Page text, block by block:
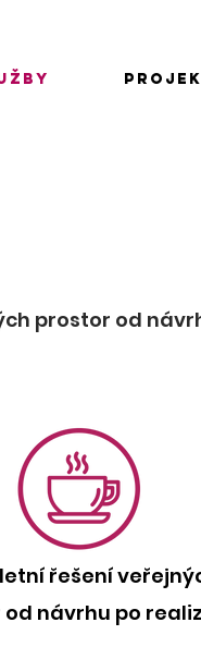
prostor od
řešení
návrhu po